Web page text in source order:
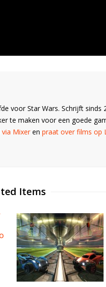
voor Star Wars. Schrijft sinds
te maken voor een goede
Mixeren praat over films op
Items